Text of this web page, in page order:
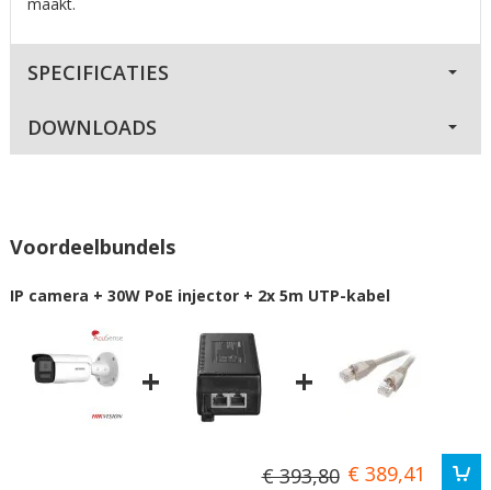
SPECIFICATIES
DOWNLOADS
Voordeelbundels
IP camera + 30W PoE injector + 2x 5m UTP-kabel
+ +
€ 393,80 € 389,41